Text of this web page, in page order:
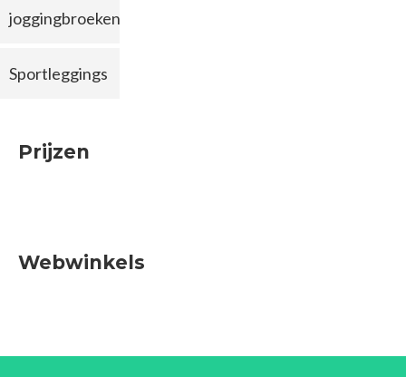
joggingbroeken
Sportleggings
Prijzen
Webwinkels